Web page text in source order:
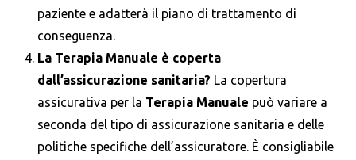
paziente e adatterà il piano di trattamento di
conseguenza.
La Terapia Manuale è coperta
dall’assicurazione sanitaria? La copertura
assicurativa per la Terapia Manuale può variare a
seconda del tipo di assicurazione sanitaria e delle
politiche specifiche dell’assicuratore. È consigliabile